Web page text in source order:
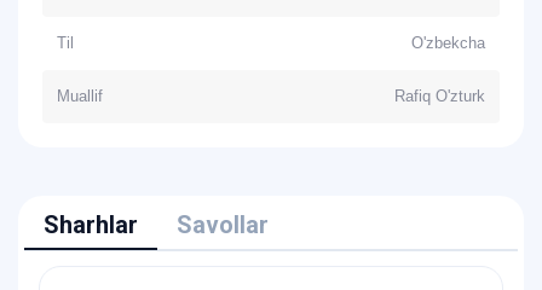
Til O'zbekcha
Muallif Rafiq O'zturk
Sharhlar Savollar